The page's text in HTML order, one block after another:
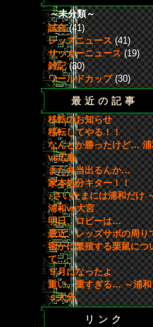
～未分類～
試合(41)
レッズニュース(41)
サッカーニュース(19)
雑記(30)
ワールドカップ(30)
最近の記事
移転のお知らせ
移転してやる！！
なんとか勝ったけど… 浦
vs広島
また弁当出るんか…
家本処分キター！！
♪さいたまには浦和だけ
浦和vs大宮
明日、ロビーは…
最近、レッズサポの周り
密かに繁殖する栗鼠につ
て…
９月になったよ
重い、重すぎる… ～浦和
ｓ大分
リンク